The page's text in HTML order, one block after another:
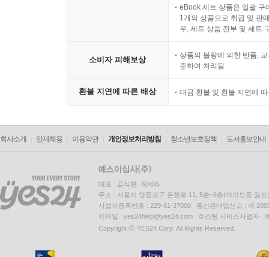
eBook 세트 상품은 일괄 구
1개의 상품으로 취급 및 판
우, 세트 상품 전부 및 세트
소비자 피해보상
상품의 불량에 의한 반품,
준하여 처리됨
환불 지연에 따른 배상 대금 환불 및 환불 지연에
회사소개 인재채용 이용약관 개인정보처리방침 청소년보호정책 도서홍보안내
대표 : 김석환, 최세라
주소 : 서울시 영등포구 은행로 11, 5층~6층(여의도동,일신
사업자등록번호 : 229-81-37000 통신판매업신고 : 제
이메일 : yes24help@yes24.com 호스팅 서비스사업자 :
Copyright ⓒ YES24 Corp. All Rights Reserved.